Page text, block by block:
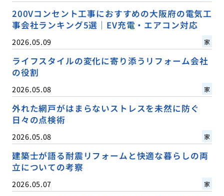
200Vコンセント工事におすすめの大阪府の電気工
事会社ランキング5選｜EV充電・エアコン対応
2026.05.09 家
ライフスタイルの変化に寄り添うリフォーム会社
の役割
2026.05.08 家
外れた網戸がはまらないストレスを未然に防ぐ
日々の点検術
2026.05.08 家
建築士が語る耐震リフォームと快適な暮らしの両
立についての考察
2026.05.07 家